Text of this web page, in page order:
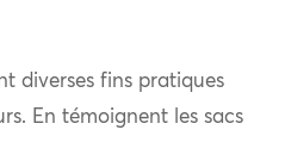
diverses fins pratiques
En témoignent les sacs